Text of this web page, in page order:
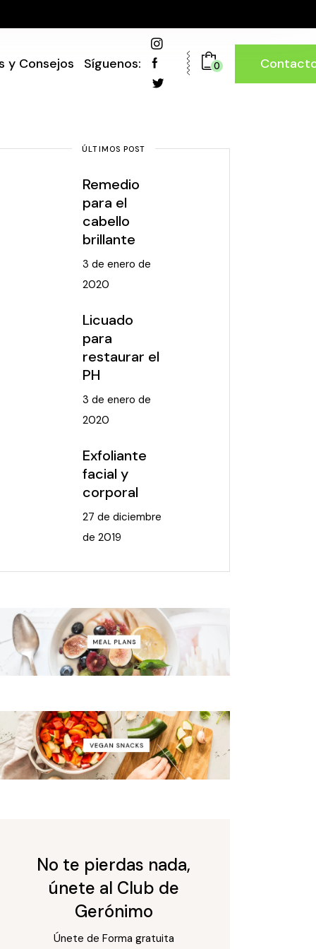
y Consejos Síguenos: 0
ÚLTIMOS POST
Remedio
para el
cabello
brillante
3 de enero de
2020
Licuado
para
restaurar el
PH
3 de enero de
2020
Exfoliante
facial y
corporal
27 de diciembre
de 2019
No te pierdas nada,
únete al Club de
Gerónimo
Únete de Forma gratuita